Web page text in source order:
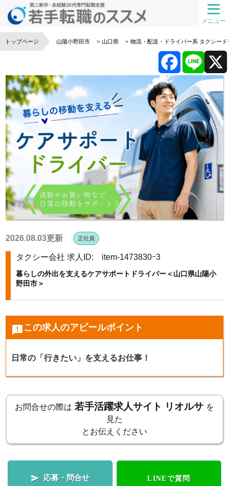
メニュー
トップページ 山陽小野田市 山口県 物流・配送・ドライバー系 タクシード
2026.08.03更新 正社員
タクシー会社 求人ID: item-1473830ｰ3
暮らしの外出を支えるケアサポートドライバー＜山口県山陽小
野田市＞
announcement この求人のアピールポイント
日常の「行きたい」を支えるお仕事！
お問合せの際は 若手活躍求人サイト リオルサ を
見た
とお伝えください
 応募・問合せ LINEで質問
F
a
c
L
i
n
e